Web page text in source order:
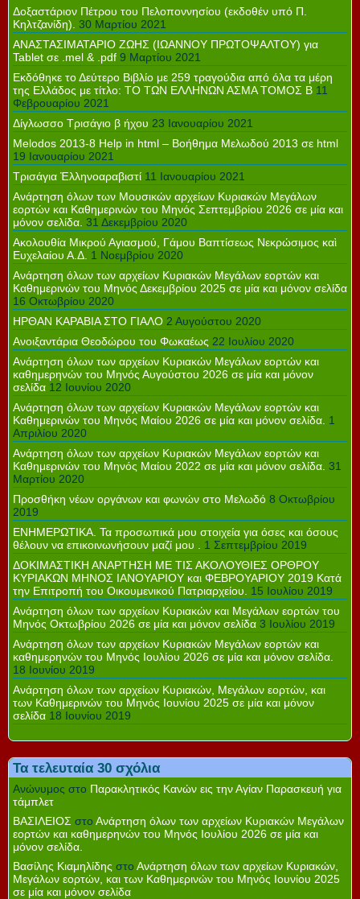
Δοξαστάριον Πέτρου του Πελοποννησίου (εκδοθέν υπό Π.
Κηλτζανίδη). 30 Μαρτίου 2021
ΑΝΑΣΤΑΣΙΜΑΤΑΡΙΟ ΖΩΗΣ (ΙΩΑΝΝΟΥ ΠΡΩΤΟΨΑΛΤΟΥ) για
Tablet σε .mel & .pdf 9 Μαρτίου 2021
Εκδόθηκε το Δεύτερο Βιβλίο με 259 τραγούδια από όλα τα μέρη
της Ελλάδος με τίτλο: ΤΟ ΤΩΝ ΕΛΛΗΝΩΝ ΑΣΜΑ ΤΟΜΟΣ Β 11
Φεβρουαρίου 2021
Δίγλωσσο Τρισάγιο β ήχου 23 Ιανουαρίου 2021
Melodos 2013-8 Help in html – Βοήθημα Μελωδού 2013 σε html
19 Ιανουαρίου 2021
Τρισάγια Ἐλληνοαραβιστί 11 Ιανουαρίου 2021
Ανάρτηση όλων των Μουσικών αρχείων Κυριακών Μεγάλων
εορτών και Καθημερινών του Μηνός Σεπτεμβρίου 2026 σε μία και
μόνον σελίδα. 31 Δεκεμβρίου 2020
Ακολουθία Μικρού Αγιασμού, Γάμου Βαπτίσεως Νεκρώσιμος καὶ
Ευχελαίου Α.Δ. 1 Νοεμβρίου 2020
Ανάρτηση όλων των αρχείων Κυριακών Μεγάλων εορτών και
Καθημερινών του Μηνός Δεκεμβρίου 2025 σε μία και μόνον σελίδα
16 Οκτωβρίου 2020
ΗΡΘΑΝ ΚΑΡΑΒΙΑ ΣΤΟ ΓΙΑΛΟ 2 Αυγούστου 2020
Ανοιξαντάρια Θεοδώρου του Φωκαέως 22 Ιουλίου 2020
Ανάρτηση όλων των αρχείων Κυριακών Μεγάλων εορτών και
καθημερηνών του Μηνός Αυγούστου 2026 σε μία και μόνον
σελίδα 12 Ιουνίου 2020
Ανάρτηση όλων των αρχείων Κυριακών Μεγάλων εορτών και
Καθημερινών του Μηνός Μαίου 2026 σε μία και μόνον σελίδα. 1
Απριλίου 2020
Ανάρτηση όλων των αρχείων Κυριακών Μεγάλων εορτών και
Καθημερινών του Μηνός Μαίου 2022 σε μία και μόνον σελίδα. 31
Μαρτίου 2020
Προσθήκη νέων οργάνων και φωνών στο Μελωδό 8 Οκτωβρίου
2019
ΕΝΗΜΕΡΩΤΙΚΑ. Τα προσωπικά μου στοιχεία για όσες και όσους
θέλουν να επικοινωνήσουν μαζί μου .
1 Σεπτεμβρίου 2019
ΔΟΚΙΜΑΣΤΙΚΗ ΑΝΑΡΤΗΣΗ ΜΕ ΤΙΣ ΑΚΟΛΟΥΘΙΕΣ ΟΡΘΡΟΥ
ΚΥΡΙΑΚΩΝ ΜΗΝΟΣ ΙΑΝΟΥΑΡΙΟΥ και ΦΕΒΡΟΥΑΡΙΟΥ 2019 Κατά
την Επιτροπή του Οικουμενικού Πατριαρχείου.
15 Ιουλίου 2019
Ανάρτηση όλων των αρχείων Κυριακών και Μεγάλων εορτών του
Μηνός Οκτωβρίου 2026 σε μία και μόνον σελίδα 3 Ιουλίου 2019
Ανάρτηση όλων των αρχείων Κυριακών Μεγάλων εορτών και
καθημερηνών του Μηνός Ιουλίου 2026 σε μία και μόνον σελίδα.
18 Ιουνίου 2019
Ανάρτηση όλων των αρχείων Κυριακών, Μεγάλων εορτών, και
των Καθημερινών του Μηνός Ιουνίου 2025 σε μία και μόνον
σελίδα 18 Ιουνίου 2019
Τα τελευταία 30 σχόλια
Ανώνυμος στο Παρακλητικός Κανών εις την Αγίαν Παρασκευή για
τάμπλετ
ΒΑΣΙΛΕΙΟΣ στο Ανάρτηση όλων των αρχείων Κυριακών Μεγάλων
εορτών και καθημερηνών του Μηνός Ιουλίου 2026 σε μία και
μόνον σελίδα.
Βασίλης Κιαμηλίδης στο Ανάρτηση όλων των αρχείων Κυριακών,
Μεγάλων εορτών, και των Καθημερινών του Μηνός Ιουνίου 2025
σε μία και μόνον σελίδα